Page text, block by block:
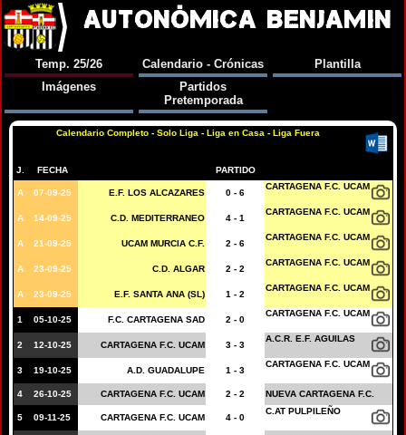
AUTONÓMICA BENJAMIN
Temp. 25/26 Calendario - Crónicas
Plantilla
Imágenes
Partidos
Pretemporada
Calendario Completo - Solo Liga - Liga en Casa - Liga Fuera
J. FECHA PARTIDO
A 07-09-25 E.F. LOS ALCAZARES 0 - 6
CARTAGENA F.C. UCAM
A 14-09-25 C.D. MEDITERRANEO 4 - 1
CARTAGENA F.C. UCAM
A 21-09-25 UCAM MURCIA C.F. 2 - 6
CARTAGENA F.C. UCAM
A 23-09-25 C.D. ALGAR 2 - 2
CARTAGENA F.C. UCAM
A 23-09-25 E.F. SANTA ANA (SL) 1 - 2
CARTAGENA F.C. UCAM
1 05-10-25 F.C. CARTAGENA SAD 2 - 0
CARTAGENA F.C. UCAM
2 12-10-25 CARTAGENA F.C. UCAM 3 - 3
A.C.R. E.F. AGUILAS
3 19-10-25 A.D. GUADALUPE 1 - 3
CARTAGENA F.C. UCAM
4 26-10-25 CARTAGENA F.C. UCAM 2 - 2 NUEVA CARTAGENA F.C.
5 09-11-25 CARTAGENA F.C. UCAM 4 - 0
C.AT PULPILEÑO